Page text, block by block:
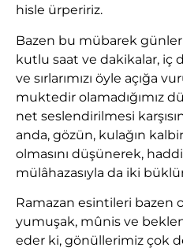
hisle ürpeririz.
Bazen bu mübarek günler
kutlu saat ve dakikalar, iç
ve sırlarımızı öyle açığa
muktedir olamadığımız
net seslendirilmesi
anda, gözün, kulağın
olmasını düşünerek,
mülâhazasıyla da iki
Ramazan esintileri bazen
yumuşak, mûnis ve
eder ki, gönüllerimiz çok